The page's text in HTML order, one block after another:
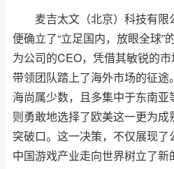
麦吉太文（北京）科技有限
便确立了“立足国内，放眼全球”
为公司的CEO，凭借其敏锐的市
带领团队踏上了海外市场的征
海尚属少数，且多集中于东南
则勇敢地选择了欧美这一更为
突破口。这一决策，不仅展现
中国游戏产业走向世界树立了新